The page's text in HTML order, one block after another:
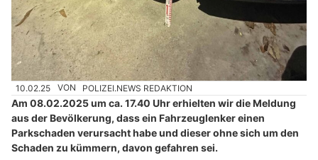
10.02.25 VON POLIZEI.NEWS REDAKTION
Am 08.02.2025 um ca. 17.40 Uhr erhielten wir die Meldung
aus der Bevölkerung, dass ein Fahrzeuglenker einen
Parkschaden verursacht habe und dieser ohne sich um den
Schaden zu kümmern, davon gefahren sei.